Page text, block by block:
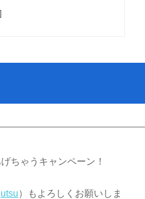
ちゃうキャンペーン！
）もよろしくお願いしま